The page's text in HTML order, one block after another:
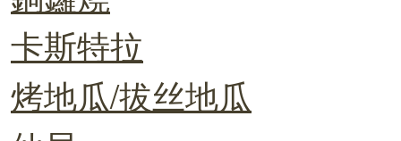
卡斯特拉
烤地瓜/拔丝地瓜